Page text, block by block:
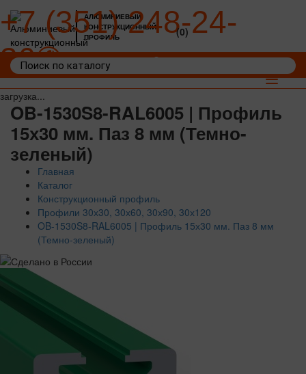
загрузка...
АЛЮМИНИЕВЫЙ
КОНСТРУКЦИОННЫЙ
ПРОФИЛЬ
+7 (351) 248-24-
36
(0)
Toggle
OB-1530S8-RAL6005 | Профиль
15х30 мм. Паз 8 мм (Темно-
зеленый)
Главная
Каталог
Конструкционный профиль
Профили 30х30, 30х60, 30х90, 30х120
OB-1530S8-RAL6005 | Профиль 15х30 мм. Паз 8 мм
(Темно-зеленый)